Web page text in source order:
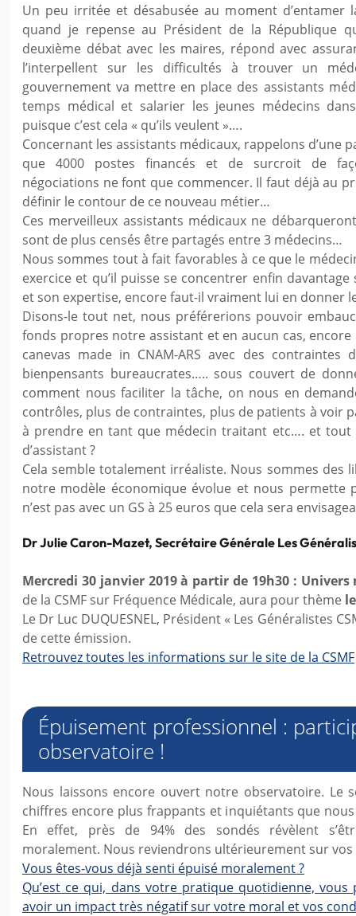
Un peu irritée et désabusée au moment d’entamer
quand je repense au Président de la République
deuxième débat avec les maires, répond avec
l’interpellent sur les difficultés à trouver un
gouvernement va mettre en place des assistants
temps médical et salarier les jeunes médecins
puisque c’est cela « qu’ils veulent »….
Concernant les assistants médicaux, rappelons d’une
que 4000 postes financés et de surcroit de
négociations ne font que commencer. Il faut déjà au
définir le contour de ce nouveau métier…
Ces merveilleux assistants médicaux ne
sont de plus censés être partagés entre 3 médecins…
Nous sommes tout à fait favorables à ce que le
exercice et qu’il puisse se concentrer enfin
et son expertise, encore faut-il vraiment lui en donner
Disons-le tout net, nous préférerions pouvoir
fonds propres notre assistant et en aucun cas, encore
canevas made in CNAM-ARS avec des contraintes
bienpensants bureaucrates….. sous couvert de
comment nous faciliter la tâche, on nous en
contrôles, plus de contraintes, plus de patients à voir
à prendre en tant que médecin traitant etc…. et tout
d’assistant ?
Cela semble totalement irréaliste. Nous sommes des
notre modèle économique évolue et nous permette
n’est pas avec un GS à 25 euros que cela sera
Dr Julie Caron-Mazet, Secrétaire Générale Les
Mercredi 30 janvier 2019 à partir de 19h30 : Univers
de la CSMF sur Fréquence Médicale, aura pour thème
Le Dr Luc DUQUESNEL, Président « Les Généralistes
de cette émission.
Retrouvez toutes les informations sur le site de la CSMF
Épuisement professionnel :
observatoire !
Nous laissons encore ouvert notre observatoire. Le
chiffres encore plus frappants et inquiétants que
En effet, près de 94% des sondés révèlent
moralement. Nous reviendrons ultérieurement sur
Vous êtes-vous déjà senti épuisé moralement ?
Qu’est ce qui, dans votre pratique quotidienne,
avoir un impact très négatif sur votre moral et vos